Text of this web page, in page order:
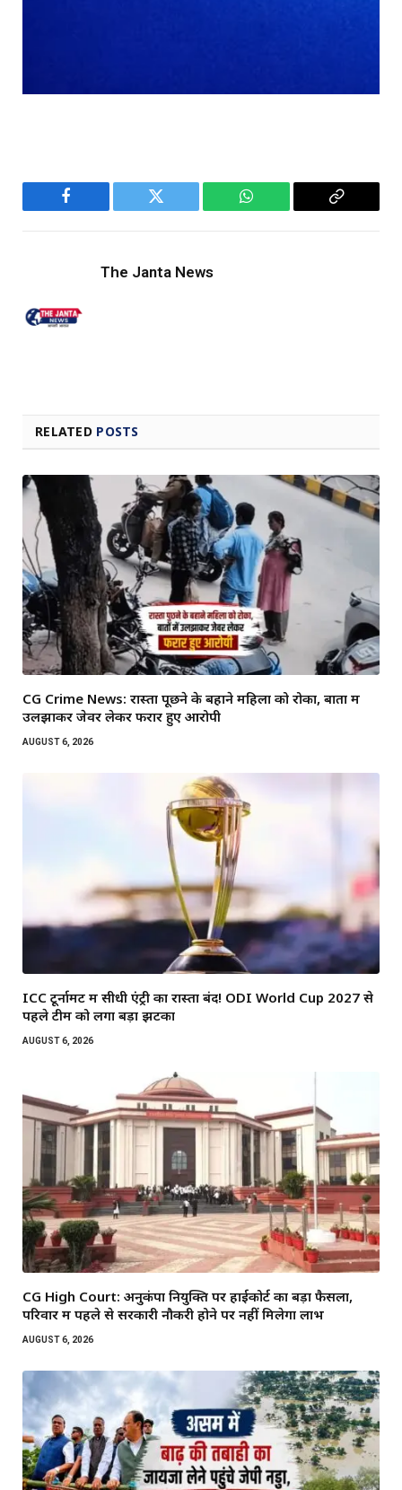
Facebook Twitter WhatsApp
Copy
The Janta News
RELATED POSTS
CG Crime News: रास्ता पूछने के बहाने महिला को रोका, बातों में
उलझाकर जेवर लेकर फरार हुए आरोपी
AUGUST 6, 2026
ICC टूर्नामेंट में सीधी एंट्री का रास्ता बंद! ODI World Cup 2027 से
पहले टीम को लगा बड़ा झटका
AUGUST 6, 2026
CG High Court: अनुकंपा नियुक्ति पर हाईकोर्ट का बड़ा फैसला,
परिवार में पहले से सरकारी नौकरी होने पर नहीं मिलेगा लाभ
AUGUST 6, 2026